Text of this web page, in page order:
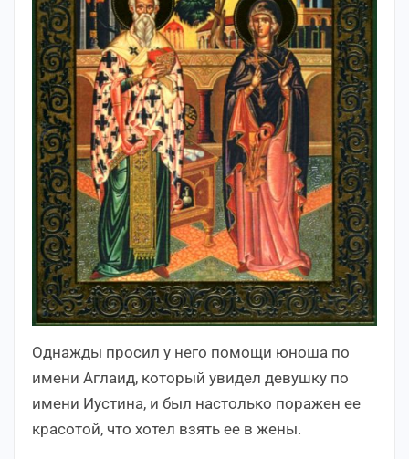
Однажды просил у него помощи юноша по
имени Аглаид, который увидел девушку по
имени Иустина, и был настолько поражен ее
красотой, что хотел взять ее в жены.